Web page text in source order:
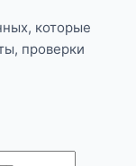
которые
проверки